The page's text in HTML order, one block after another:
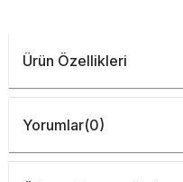
Ürün Özellikleri
Yorumlar(0)